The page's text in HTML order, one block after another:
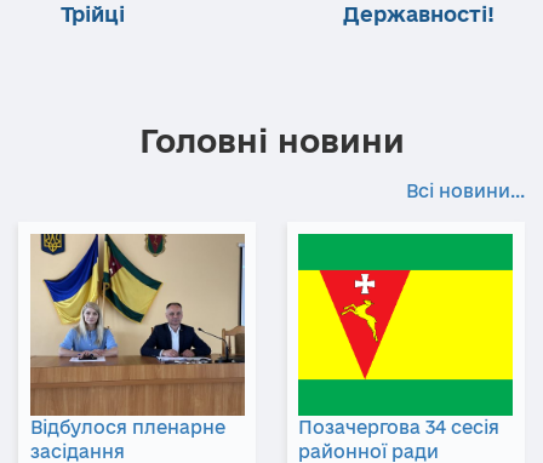
Трійці
Державності!
Головні новини
Всі новини...
Відбулося пленарне
засідання
Позачергова 34 сесія
районної ради